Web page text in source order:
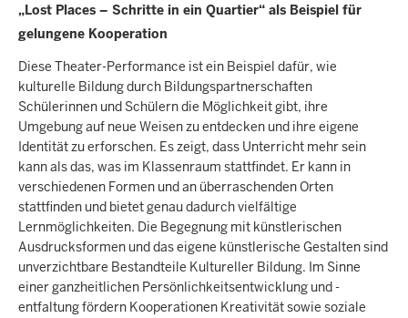
„Lost Places – Schritte in ein Quartier“ als Beispiel für
gelungene Kooperation
Diese Theater-Performance ist ein Beispiel dafür, wie
kulturelle Bildung durch Bildungspartnerschaften
Schülerinnen und Schülern die Möglichkeit gibt, ihre
Umgebung auf neue Weisen zu entdecken und ihre eigene
Identität zu erforschen. Es zeigt, dass Unterricht mehr sein
kann als das, was im Klassenraum stattfindet. Er kann in
verschiedenen Formen und an überraschenden Orten
stattfinden und bietet genau dadurch vielfältige
Lernmöglichkeiten. Die Begegnung mit künstlerischen
Ausdrucksformen und das eigene künstlerische Gestalten sind
unverzichtbare Bestandteile Kultureller Bildung. Im Sinne
einer ganzheitlichen Persönlichkeitsentwicklung und -
entfaltung fördern Kooperationen Kreativität sowie soziale